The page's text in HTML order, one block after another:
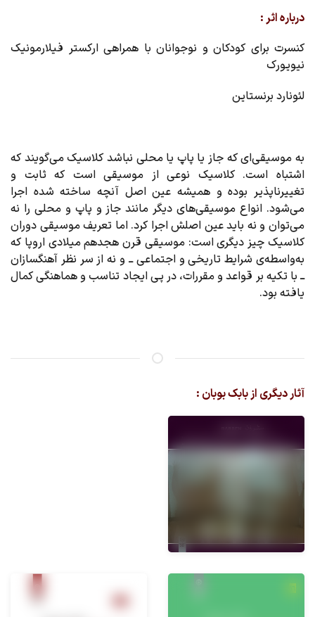
درباره اثر :
کنسرت برای کودکان و نوجوانان با همراهى ارکستر فیلارمونیک
نیویورک
لئونارد برنستاین
به موسیقى‌اى که جاز یا پاپ یا محلى نباشد کلاسیک مى‌گویند که
اشتباه است. کلاسیک نوعى از موسیقى است که ثابت و
تغییرناپذیر بوده و همیشه عین اصل آنچه ساخته شده اجرا
مى‌شود. انواع موسیقى‌هاى دیگر مانند جاز و پاپ و محلى را نه
مى‌توان و نه باید عین اصلش اجرا کرد. اما تعریف موسیقى دوران
کلاسیک چیز دیگرى است: موسیقى قرن هجدهم میلادى اروپا که
به‌واسطه‌ى شرایط تاریخى و اجتماعى ــ و نه از سر نظر آهنگسازان
ــ با تکیه بر قواعد و مقررات، در پى ایجاد تناسب و هماهنگى کمال
یافته بود.
آثار دیگری از بابک بوبان :